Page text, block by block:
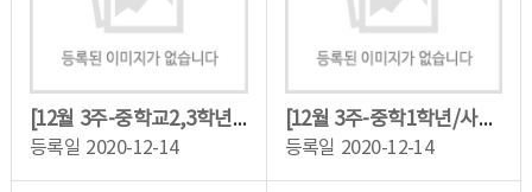
[12월 3주-중학교2,3학년/과학]5대 영양소와 음식알기
등록일 2020-12-14
[12월 3주-중학1학년/사회]우리 지역의 자랑거리 알기
등록일 2020-12-14